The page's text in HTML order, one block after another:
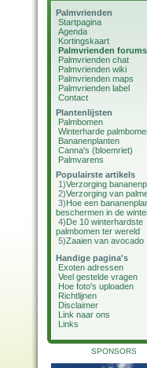
Palmvrienden
Startpagina
Agenda
Kortingskaart
Palmvrienden forums
Palmvrienden chat
Palmvrienden wiki
Palmvrienden maps
Palmvrienden label
Contact
Plantenlijsten
Palmbomen
Winterharde
Bananenplanten
Canna's (bloemriet)
Palmvarens
Populairste artikels
1)Verzorging
2)Verzorging van
3)Hoe een
beschermen in de
4)De 10 winterhardste
palmbomen ter wereld
5)Zaaien van avocado
Handige pagina's
Exoten adressen
Veel gestelde vragen
Hoe foto's uploaden
Richtlijnen
Disclaimer
Link naar ons
Links
SPONSORS